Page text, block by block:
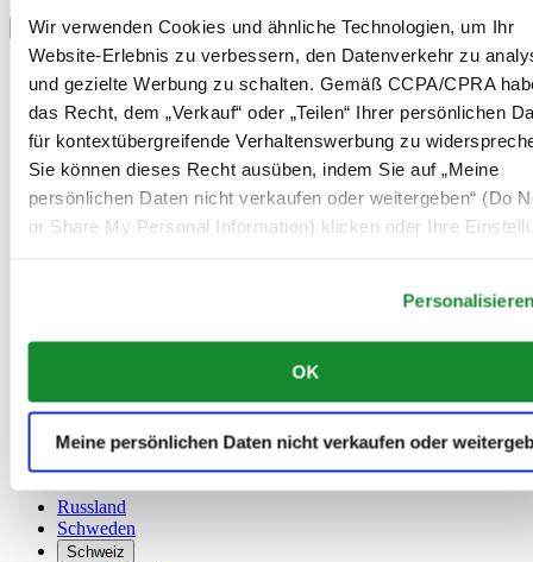
Wir verwenden Cookies und ähnliche Technologien, um Ihr
Website-Erlebnis zu verbessern, den Datenverkehr zu
und gezielte Werbung zu schalten. Gemäß CCPA/CPRA
das Recht, dem „Verkauf“ oder „Teilen“ Ihrer persönlichen
für kontextübergreifende Verhaltenswerbung zu
Sie können dieses Recht ausüben, indem Sie auf „Meine
persönlichen Daten nicht verkaufen oder weitergeben“ (Do
or Share My Personal Information) klicken oder Ihre
OK
Meine persönlichen Daten nicht verkaufen oder
Sprachumschalter
Dutch
Français
China
English
Dänemark
Deutschland
Niederlande
Österreich
Polen
Russland
Schweden
Schweiz